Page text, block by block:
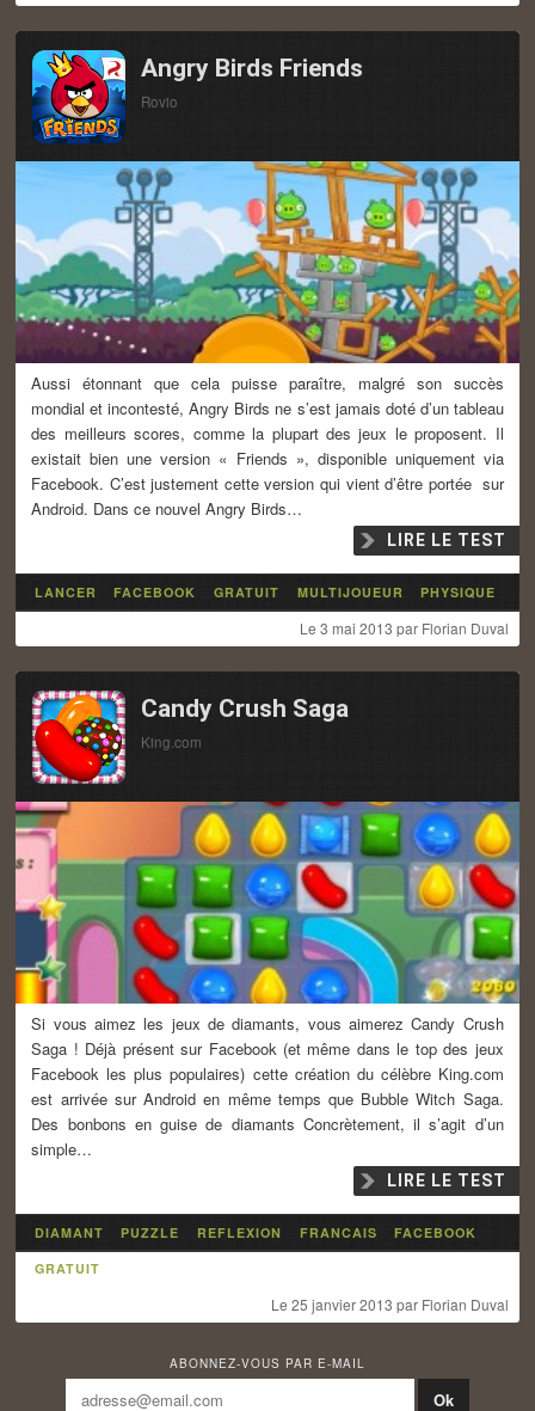
Angry Birds Friends
Rovio
Aussi étonnant que cela puisse paraître, malgré son succès
mondial et incontesté, Angry Birds ne s’est jamais doté d’un tableau
des meilleurs scores, comme la plupart des jeux le proposent. Il
existait bien une version « Friends », disponible uniquement via
Facebook. C’est justement cette version qui vient d’être portée sur
Android. Dans ce nouvel Angry Birds…
LIRE LE TEST
LANCER FACEBOOK GRATUIT MULTIJOUEUR PHYSIQUE
Le3 mai 2013 par Florian Duval
Candy Crush Saga
King.com
Si vous aimez les jeux de diamants, vous aimerez Candy Crush
Saga ! Déjà présent sur Facebook (et même dans le top des jeux
Facebook les plus populaires) cette création du célèbre King.com
est arrivée sur Android en même temps que Bubble Witch Saga.
Des bonbons en guise de diamants Concrètement, il s’agit d’un
simple…
LIRE LE TEST
DIAMANT PUZZLE REFLEXION FRANCAIS
FACEBOOK
GRATUIT
Le25 janvier 2013 par Florian Duval
ABONNEZ-VOUS PAR E-MAIL